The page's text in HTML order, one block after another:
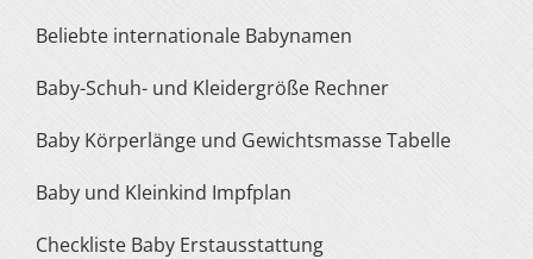
Beliebte internationale Babynamen
Baby-Schuh- und Kleidergröße Rechner
Baby Körperlänge und Gewichtsmasse Tabelle
Baby und Kleinkind Impfplan
Checkliste Baby Erstausstattung